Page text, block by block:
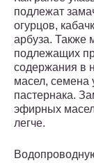
подлежат
огурцов,
арбуза. Также
подлежащих
содержания в
масел, семена
пастернака.
эфирных
легче.